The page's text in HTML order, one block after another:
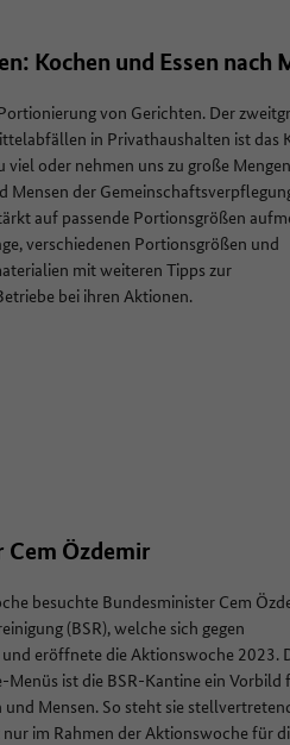
Kochen und Essen nach
von Gerichten. Der
in Privathaushalten ist das
oder nehmen uns zu große
Mensen der
auf passende Portionsgrößen
verschiedenen Portionsgrößen und
mit weiteren Tipps zur
bei ihren Aktionen.
Özdemir
besuchte Bundesminister Cem
(BSR), welche sich gegen
eröffnete die Aktionswoche 2023.
ist die BSR-Kantine ein Vorbild
Mensen. So steht sie
im Rahmen der Aktionswoche für